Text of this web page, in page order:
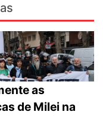
as
de Milei na